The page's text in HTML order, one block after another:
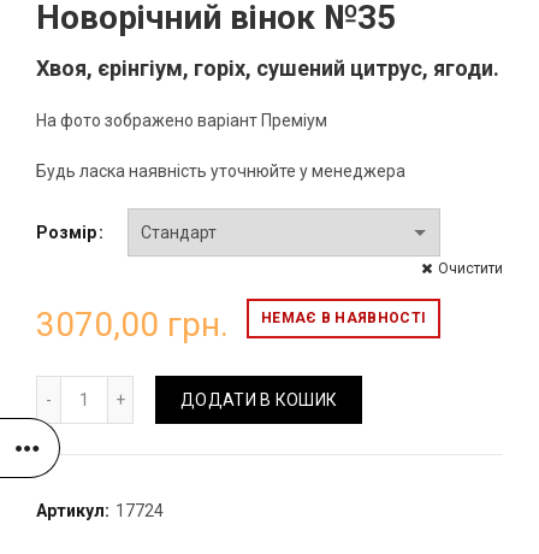
Новорічний вінок №35
Хвоя, єрінгіум, горіх, сушений цитрус, ягоди.
На фото зображено варіант Преміум
Будь ласка наявність уточнюйте у менеджера
Розмір
Очистити
3070,00 грн. НЕМАЄ В НАЯВНОСТІ
ДОДАТИ В КОШИК
Артикул: 17724